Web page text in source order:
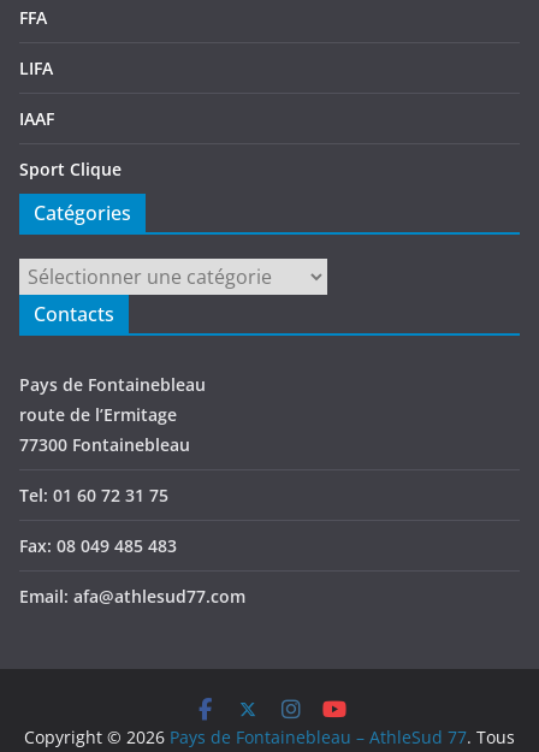
FFA
LIFA
IAAF
Sport Clique
Catégories
Catégories
Contacts
Pays de Fontainebleau
route de l’Ermitage
77300 Fontainebleau
Tel: 01 60 72 31 75
Fax: 08 049 485 483
Email: afa@athlesud77.com
Copyright © 2026 Pays de Fontainebleau – AthleSud 77. Tous